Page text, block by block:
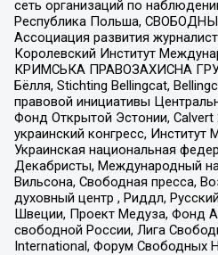
сеть организаций по
Республика Польша,
Ассоциация развития
Королевский Институт
КРИМСЬКА ПРАВОЗАХИСНА
Бёлля, Stichting Bellingcat,
правовой инициативы
Фонд Открытой Эстонии, Calvert
украинский конгресс,
Украинская национальная
Декабристы, Международный
Вильсона, Свободная пресса,
духовный центр , Риддл,
Швеции, Проект Медуза, Фонд
свободной России, Лига
International, Форум Свободных